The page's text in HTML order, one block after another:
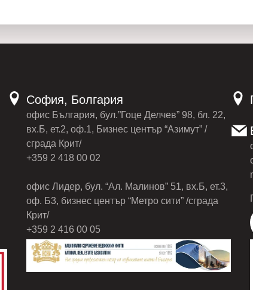
София, Болгария
офис България, бул.”Гоце Делчев” 98, бл. 22,
вх.Б, ет.2, оф.1, Бизнес център “Азимут” /
сграда Крит/
+359 2 418 00 02
офис Лидер, бул. “Ал. Малинов” 51, вх.Б, ет.3,
оф. Б3, бизнес център “Метро сити” /сграда
Крит/
+359 2 416 00 05